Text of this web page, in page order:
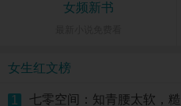
女频新书
女生红文榜
1 七零空间：知青腰太软，